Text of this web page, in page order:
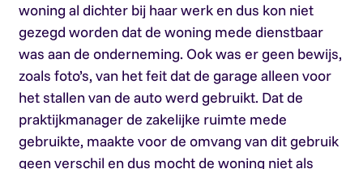
woning al dichter bij haar werk en dus kon niet
gezegd worden dat de woning mede dienstbaar
was aan de onderneming. Ook was er geen bewijs,
zoals foto’s, van het feit dat de garage alleen voor
het stallen van de auto werd gebruikt. Dat de
praktijkmanager de zakelijke ruimte mede
gebruikte, maakte voor de omvang van dit gebruik
geen verschil en dus mocht de woning niet als